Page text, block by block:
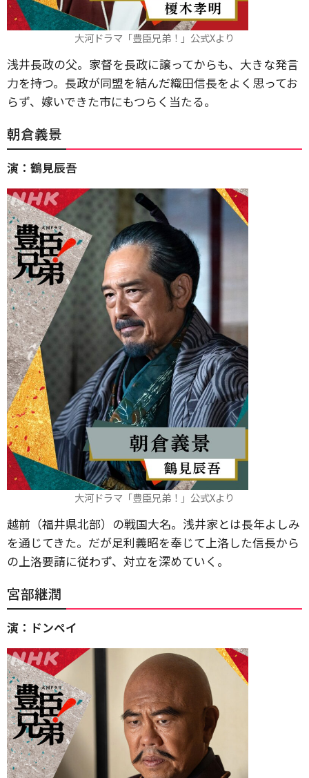
大河ドラマ「豊臣兄弟！」公式Xより
浅井長政の父。家督を長政に譲ってからも、大きな発言
力を持つ。長政が同盟を結んだ織田信長をよく思ってお
らず、嫁いできた市にもつらく当たる。
朝倉義景
演：鶴見辰吾
大河ドラマ「豊臣兄弟！」公式Xより
越前（福井県北部）の戦国大名。浅井家とは長年よしみ
を通じてきた。だが足利義昭を奉じて上洛した信長から
の上洛要請に従わず、対立を深めていく。
宮部継潤
演：ドンペイ